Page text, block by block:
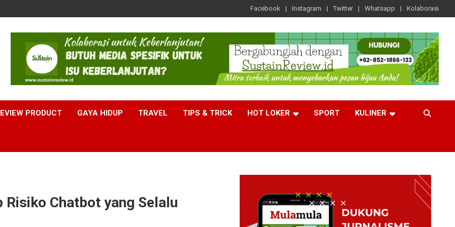
Facebook Instagram Twitter Whatsapp Kolaborasi
PRODUCT GAYA HIDUP TRAVEL TIPS & TRICK HOT LOKER SPORT KULINER
Risiko Chatbot yang Selalu